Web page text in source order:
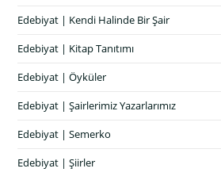
Edebiyat | Kendi Halinde Bir Şair
Edebiyat | Kitap Tanıtımı
Edebiyat | Öyküler
Edebiyat | Şairlerimiz Yazarlarımız
Edebiyat | Semerko
Edebiyat | Şiirler